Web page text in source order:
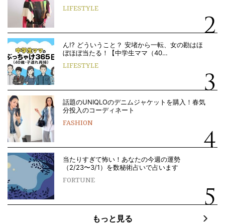
LIFESTYLE
ん!? どういうこと？ 安堵から一転、女の勘はほ
ぼほぼ当たる！【中学生ママ（40…
LIFESTYLE
話題のUNIQLOのデニムジャケットを購入！春気
分投入のコーディネート
FASHION
当たりすぎて怖い！あなたの今週の運勢
（2/23〜3/1）を数秘術占いで占います
FORTUNE
もっと見る